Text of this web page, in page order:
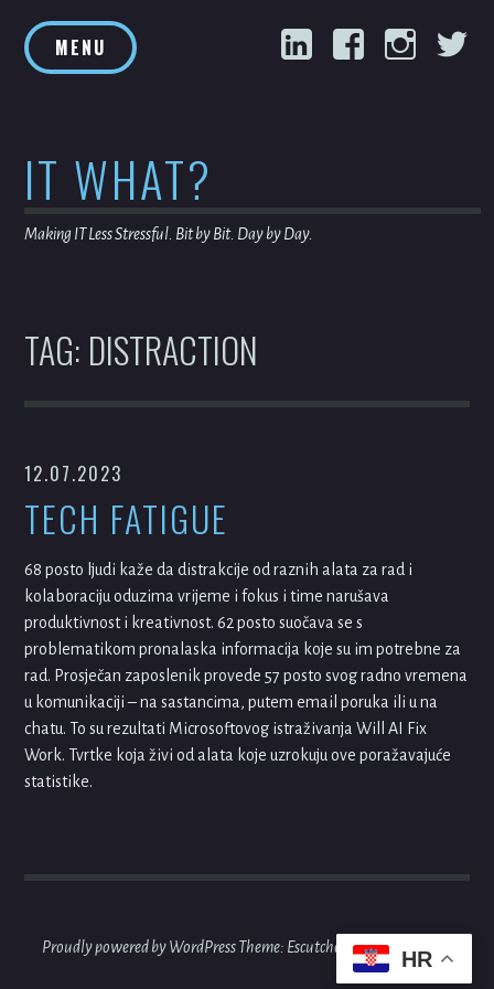
to
content
LinkedInFacebook
MENU
IT WHAT?
Making IT Less Stressful. Bit by Bit. Day by Day.
TAG: DISTRACTION
12.07.2023
TECH FATIGUE
68 posto ljudi kaže da distrakcije od raznih alata za rad i
kolaboraciju oduzima vrijeme i fokus i time narušava
produktivnost i kreativnost. 62 posto suočava se s
problematikom pronalaska informacija koje su im potrebne za
rad. Prosječan zaposlenik provede 57 posto svog radno vremena
u komunikaciji – na sastancima, putem email poruka ili u na
chatu. To su rezultati Microsoftovog istraživanja Will AI Fix
Work. Tvrtke koja živi od alata koje uzrokuju ove poražavajuće
statistike.
Proudly powered by WordPressTheme: Escutcheon byAutomattic
HR